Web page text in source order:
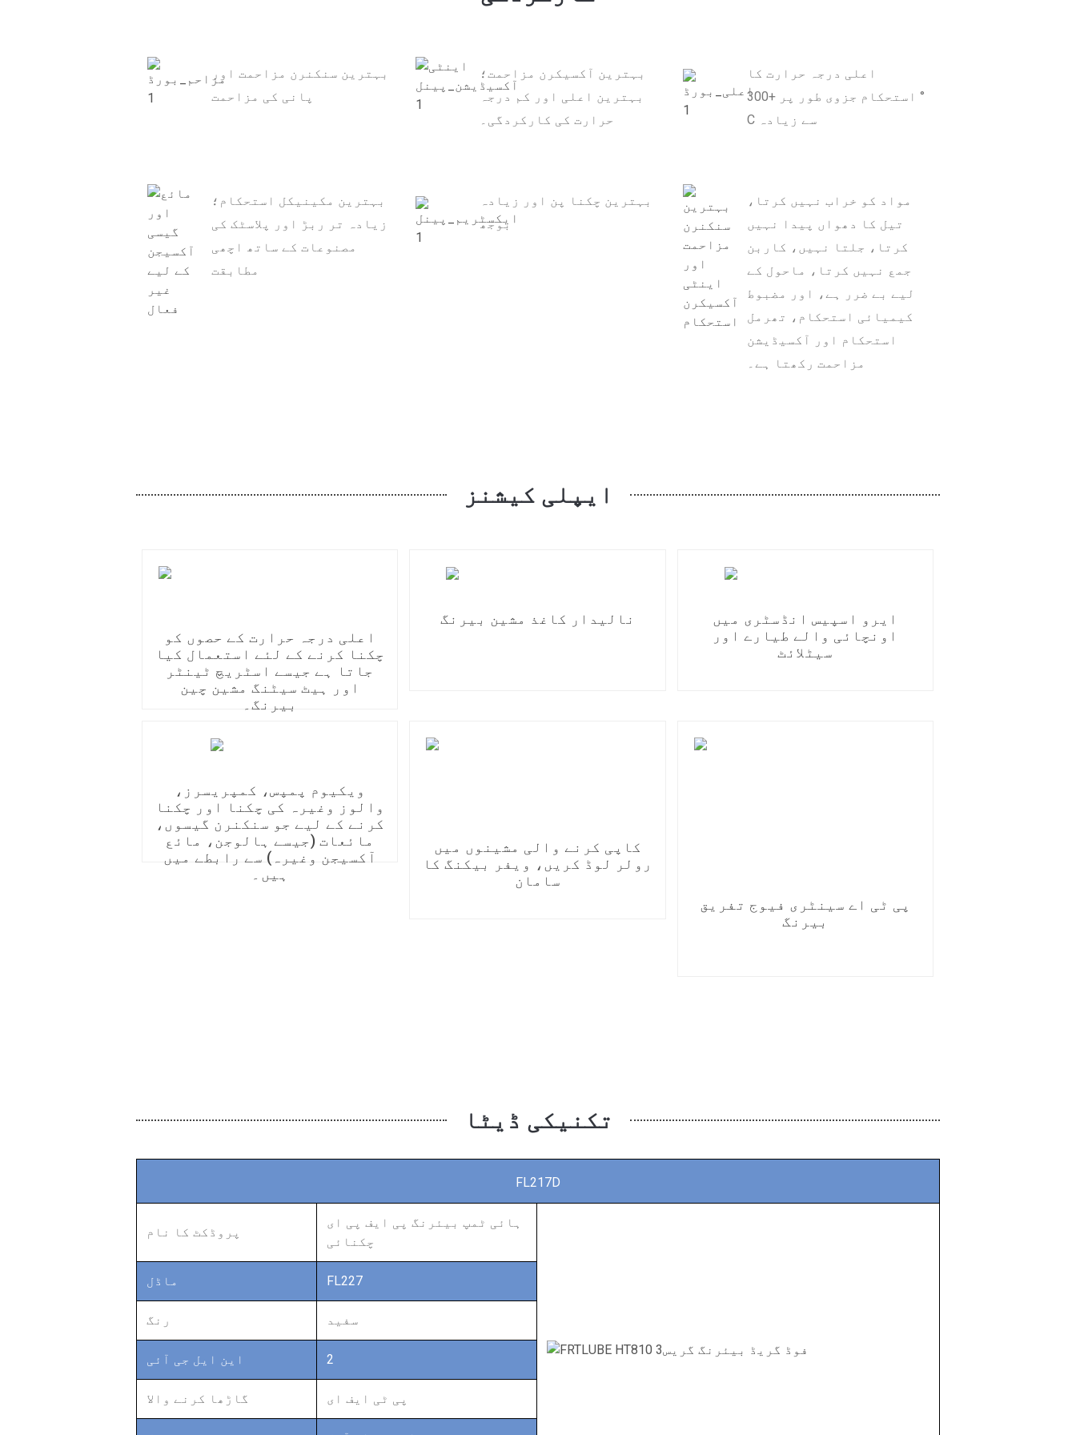
بہترین سنکنرن مزاحمت اور
پانی کی مزاحمت
بہترین آکسیکرن مزاحمت؛
بہترین اعلی اور کم درجہ
حرارت کی کارکردگی۔
اعلی درجہ حرارت کا
استحکام جزوی طور پر +300 °
C سے زیادہ
بہترین مکینیکل استحکام؛
زیادہ تر ربڑ اور پلاسٹک کی
مصنوعات کے ساتھ اچھی
مطابقت
بہترین چکنا پن اور زیادہ
بوجھ
مواد کو خراب نہیں کرتا،
تیل کا دھواں پیدا نہیں
کرتا، جلتا نہیں، کاربن
جمع نہیں کرتا، ماحول کے
لیے بے ضرر ہے، اور مضبوط
کیمیائی استحکام، تھرمل
استحکام اور آکسیڈیشن
مزاحمت رکھتا ہے۔
ایپلی کیشنز
اعلی درجہ حرارت کے حصوں کو
چکنا کرنے کے لئے استعمال کیا
جاتا ہے جیسے اسٹریچ ٹینٹر
اور ہیٹ سیٹنگ مشین چین
بیرنگ۔
نالیدار کاغذ مشین بیرنگ
ایرو اسپیس انڈسٹری میں
اونچائی والے طیارے اور
سیٹلائٹ
ویکیوم پمپس، کمپریسرز،
والوز وغیرہ کی چکنا اور چکنا
کرنے کے لیے جو سنکنرن گیسوں،
مائعات (جیسے ہالوجن، مائع
آکسیجن وغیرہ) سے رابطے میں
ہیں۔
کاپی کرنے والی مشینوں میں
رولر لوڈ کریں، ویفر بیکنگ کا
سامان
پی ٹی اے سینٹری فیوج تفریق
بیرنگ
تکنیکی ڈیٹا
FL217D
پروڈکٹ کا نام
ہائی ٹمپ بیئرنگ پی ایف پی ای
چکنائی
ماڈل FL227
رنگ سفید
این ایل جی آئی 2
گاڑھا کرنے والا پی ٹی ایف ای